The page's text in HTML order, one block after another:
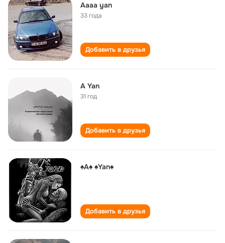
Aaaa yan
33 года
Добавить в друзья
A Yan
31 год
Добавить в друзья
♠️A♠️ ♠️Yan♠️
Добавить в друзья